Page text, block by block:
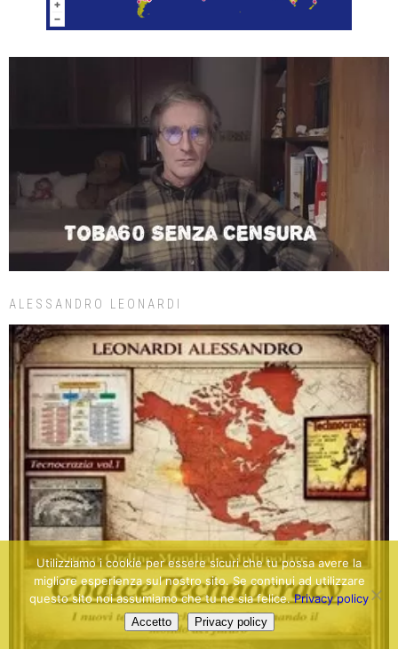
ALESSANDRO LEONARDI
Utilizziamo i cookie per essere sicuri che tu possa avere la
migliore esperienza sul nostro sito. Se continui ad utilizzare
questo sito noi assumiamo che tu ne sia felice.Privacy policy
Accetto Privacy policy